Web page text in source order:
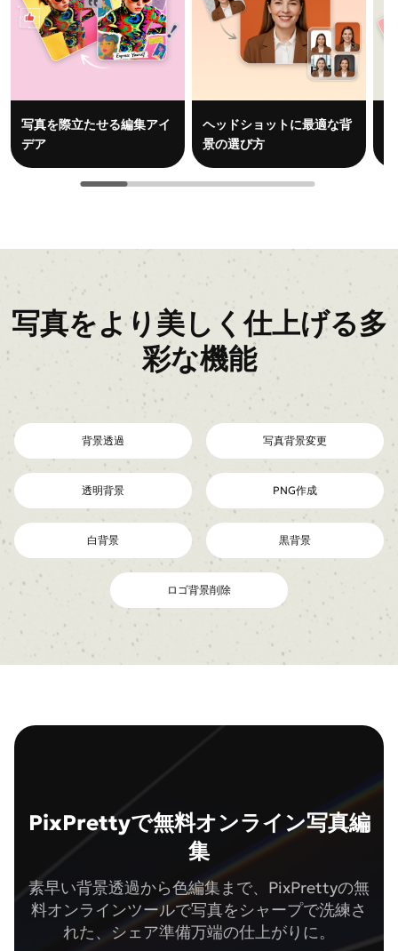
写真を際立たせる編集アイ
デア
ヘッドショットに最適な背
景の選び方
写真をより美しく仕上げる多
彩な機能
背景透過 写真背景変更
透明背景 PNG作成
白背景 黒背景
ロゴ背景削除
PixPrettyで無料オンライン写真編
集
素早い背景透過から色編集まで、PixPrettyの無
料オンラインツールで写真をシャープで洗練さ
れた、シェア準備万端の仕上がりに。